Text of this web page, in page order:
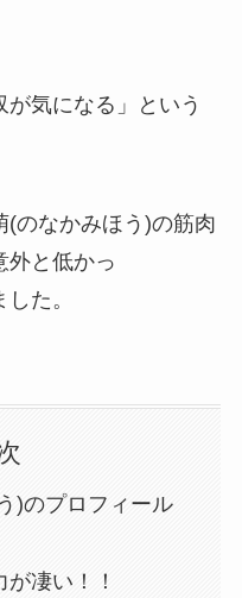
気になる」という
(のなかみほう)の筋肉
外と低かっ
た。
)のプロフィール
凄い！！